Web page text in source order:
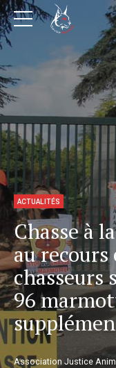
ACTUALITÉS
Chasse à
au
chasseurs
96
Association Justice